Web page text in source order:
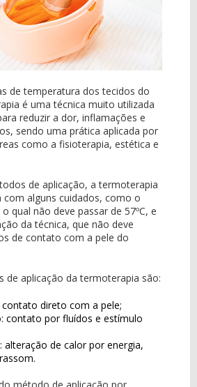
de temperatura dos tecidos do
é uma técnica muito utilizada
reduzir a dor, inflamações e
sendo uma prática aplicada por
como a fisioterapia, estética e
de aplicação, a termoterapia
com alguns cuidados, como o
qual não deve passar de 57ºC, e
da técnica, que não deve
de contato com a pele do
de aplicação da termoterapia são:
direto com a pele;
contato por fluídos e estímulo
alteração de calor por energia,
método de aplicação por